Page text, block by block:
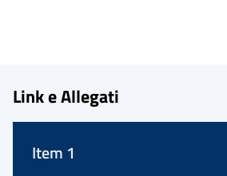
Link e Allegati
Item 1